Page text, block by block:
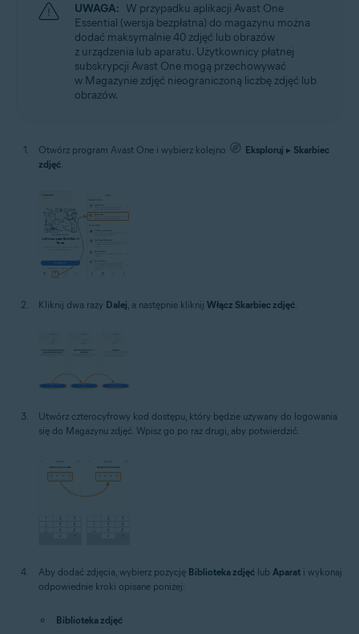
UWAGA: W przypadku aplikacji Avast One
Essential (wersja bezpłatna) do magazynu można
dodać maksymalnie 40 zdjęć lub obrazów
z urządzenia lub aparatu. Użytkownicy płatnej
subskrypcji Avast One mogą przechowywać
w Magazynie zdjęć nieograniczoną liczbę zdjęć lub
obrazów.
Otwórz program Avast One i wybierz kolejno Eksploruj ▸ Skarbiec
zdjęć
Kliknij dwa razy Dalej, a następnie kliknij Włącz Skarbiec zdjęć.
Utwórz czterocyfrowy kod dostępu, który będzie używany do logowania
się do Magazynu zdjęć. Wpisz go po raz drugi, aby potwierdzić.
Aby dodać zdjęcia, wybierz pozycję Biblioteka zdjęć lub Aparat i wykonaj
odpowiednie kroki opisane poniżej:
Biblioteka zdjęć